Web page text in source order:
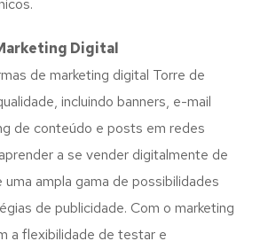
Digital
de marketing digital Torre de
incluindo banners, e-mail
de conteúdo e posts em redes
a se vender digitalmente de
ampla gama de possibilidades
de publicidade. Com o marketing
a flexibilidade de testar e